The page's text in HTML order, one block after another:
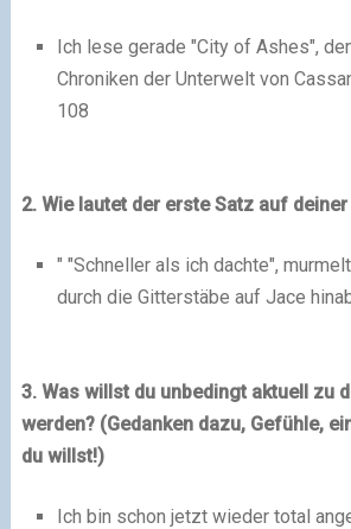
Ich lese gerade "City of Ashes",
Chroniken der Unterwelt von
108
2. Wie lautet der erste Satz auf
" "Schneller als ich dachte",
durch die Gitterstäbe auf Jace
3. Was willst du unbedingt aktuell zu
werden? (Gedanken dazu, Gefühle,
du willst!)
Ich bin schon jetzt wieder total